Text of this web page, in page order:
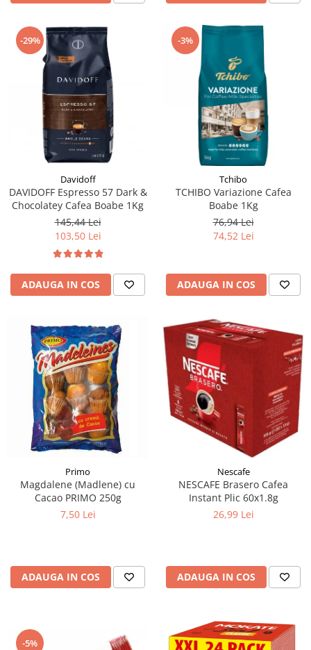
-29%
Davidoff
DAVIDOFF Espresso 57 Dark &
Chocolatey Cafea Boabe 1Kg
145,44 Lei
103,50 Lei
ADAUGA IN COS
-3%
Tchibo
TCHIBO Variazione Cafea
Boabe 1Kg
76,94 Lei
74,52 Lei
ADAUGA IN COS
Primo
Magdalene (Madlene) cu
Cacao PRIMO 250g
7,50 Lei
ADAUGA IN COS
Nescafe
NESCAFE Brasero Cafea
Instant Plic 60x1.8g
26,99 Lei
ADAUGA IN COS
-5%